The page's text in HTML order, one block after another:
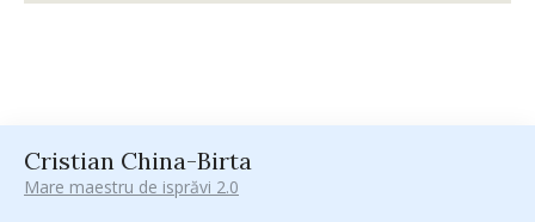
Cristian China-Birta
Mare maestru de isprăvi 2.0